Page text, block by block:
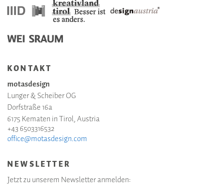
KONTAKT
motasdesign
Lunger & Scheiber OG
Dorfstraße 16a
6175 Kematen in Tirol, Austria
+43 6503316532
office@motasdesign.com
NEWSLETTER
Jetzt zu unserem Newsletter anmelden: